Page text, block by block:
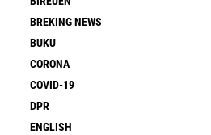
BREKING NEWS
BUKU
CORONA
COVID-19
DPR
ENGLISH